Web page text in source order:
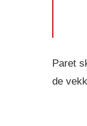
Paret
de